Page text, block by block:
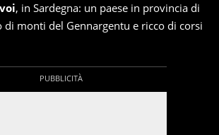
, in Sardegna: un paese in provincia di
di monti del Gennargentu e ricco di corsi